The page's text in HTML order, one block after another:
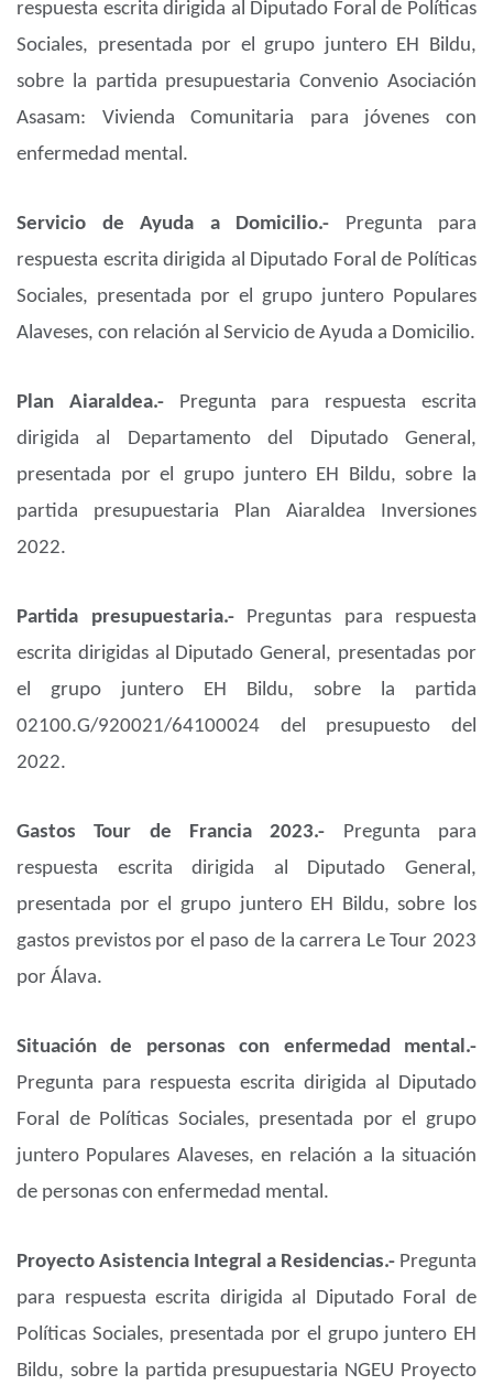
respuesta escrita dirigida al Diputado Foral de Políticas
Sociales, presentada por el grupo juntero EH Bildu,
sobre la partida presupuestaria Convenio Asociación
Asasam: Vivienda Comunitaria para jóvenes con
enfermedad mental.
Servicio de Ayuda a Domicilio.- Pregunta para
respuesta escrita dirigida al Diputado Foral de Políticas
Sociales, presentada por el grupo juntero Populares
Alaveses, con relación al Servicio de Ayuda a Domicilio.
Plan Aiaraldea.- Pregunta para respuesta escrita
dirigida al Departamento del Diputado General,
presentada por el grupo juntero EH Bildu, sobre la
partida presupuestaria Plan Aiaraldea Inversiones
2022.
Partida presupuestaria.- Preguntas para respuesta
escrita dirigidas al Diputado General, presentadas por
el grupo juntero EH Bildu, sobre la partida
02100.G/920021/64100024 del presupuesto del
2022.
Gastos Tour de Francia 2023.- Pregunta para
respuesta escrita dirigida al Diputado General,
presentada por el grupo juntero EH Bildu, sobre los
gastos previstos por el paso de la carrera Le Tour 2023
por Álava.
Situación de personas con enfermedad mental.-
Pregunta para respuesta escrita dirigida al Diputado
Foral de Políticas Sociales, presentada por el grupo
juntero Populares Alaveses, en relación a la situación
de personas con enfermedad mental.
Proyecto Asistencia Integral a Residencias.- Pregunta
para respuesta escrita dirigida al Diputado Foral de
Políticas Sociales, presentada por el grupo juntero EH
Bildu, sobre la partida presupuestaria NGEU Proyecto